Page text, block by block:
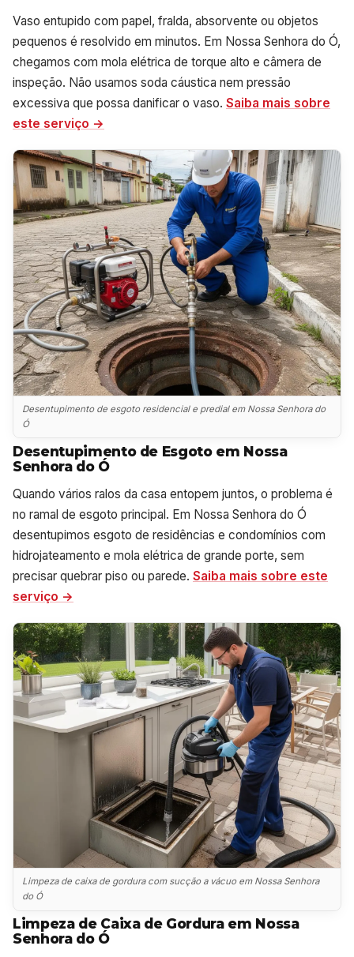
Vaso entupido com papel, fralda, absorvente ou objetos
pequenos é resolvido em minutos. Em Nossa Senhora do Ó,
chegamos com mola elétrica de torque alto e câmera de
inspeção. Não usamos soda cáustica nem pressão
excessiva que possa danificar o vaso. Saiba mais sobre
este serviço →
Desentupimento de esgoto residencial e predial em Nossa Senhora do
Ó
Desentupimento de Esgoto em Nossa
Senhora do Ó
Quando vários ralos da casa entopem juntos, o problema é
no ramal de esgoto principal. Em Nossa Senhora do Ó
desentupimos esgoto de residências e condomínios com
hidrojateamento e mola elétrica de grande porte, sem
precisar quebrar piso ou parede. Saiba mais sobre este
serviço →
Limpeza de caixa de gordura com sucção a vácuo em Nossa Senhora
do Ó
Limpeza de Caixa de Gordura em Nossa
Senhora do Ó